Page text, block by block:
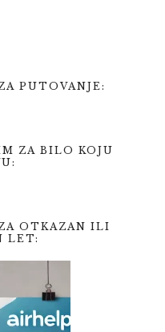
PUTOVANJE:
ZA BILO KOJU
OTKAZAN ILI
LET: